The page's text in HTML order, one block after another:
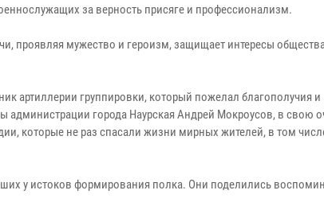
за верность присяге и профессионализм.
проявляя мужество и героизм, защищает интересы
артиллерии группировки, который пожелал благополучия и
города Наурская Андрей Мокроусов, в свою
которые не раз спасали жизни мирных жителей, в том
у истоков формирования полка. Они поделились